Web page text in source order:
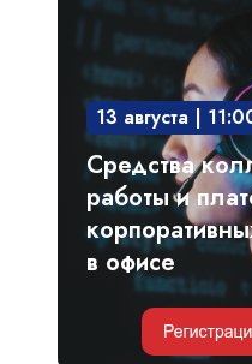
платформы
для
корпоративных
коммуникаций
офисе
13 августа |
Средства
работы и
в офисе